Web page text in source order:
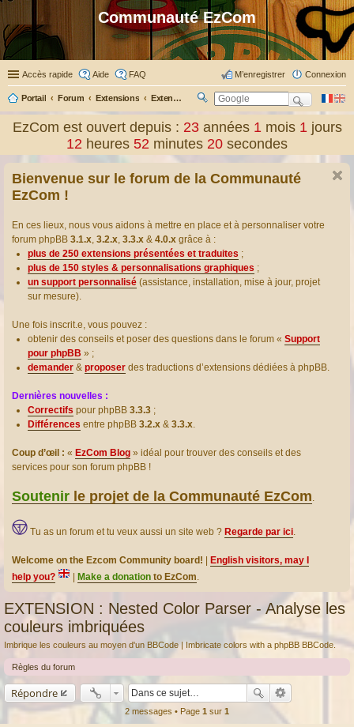
Communauté EzCom
Accès rapide Aide FAQ Connexion
M’enregistrer
Portail Forum Extensions Extensions présentées & traduites
er
EzCom est ouvert depuis : 23 années1 mois1 jours
12 heures 52 minutes 20 secondes
Bienvenue sur le forum de la Communauté
EzCom !
En ces lieux, nous vous aidons à mettre en place et à personnaliser votre
forum phpBB 3.1.x, 3.2.x, 3.3.x & 4.0.x grâce à :
plus de 250 extensions présentées et traduites ;
plus de 150 styles & personnalisations graphiques ;
un support personnalisé (assistance, installation, mise à jour, projet
sur mesure).
Une fois inscrit.e, vous pouvez :
obtenir des conseils et poser des questions dans le forum « Support
pour phpBB » ;
demander & proposer des traductions d’extensions dédiées à phpBB.
Dernières nouvelles :
Correctifs pour phpBB 3.3.3 ;
Différences entre phpBB 3.2.x & 3.3.x.
Coup d’œil : « EzCom Blog » idéal pour trouver des conseils et des
services pour son forum phpBB !
Soutenir le projet de la Communauté EzCom.
Tu as un forum et tu veux aussi un site web ? Regarde par ici.
Welcome on the Ezcom Community board!
English visitors, may I
help you?
Make a donation to EzCom.
EXTENSION : Nested Color Parser - Analyse les
couleurs imbriquées
Imbrique les couleurs au moyen d'un BBCode | Imbricate colors with a phpBB BBCode.
Règles du forum
Répondre
2 messages • Page 1 sur 1